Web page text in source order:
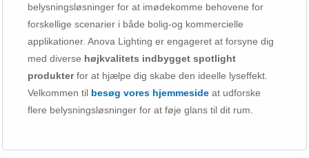
belysningsløsninger for at imødekomme behovene for
forskellige scenarier i både bolig-og kommercielle
applikationer. Anova Lighting er engageret at forsyne dig
med diverse højkvalitets indbygget spotlight
produkterfor at hjælpe dig skabe den ideelle lyseffekt.
Velkommen til besøg vores hjemmeside at udforske
flere belysningsløsninger for at føje glans til dit rum.